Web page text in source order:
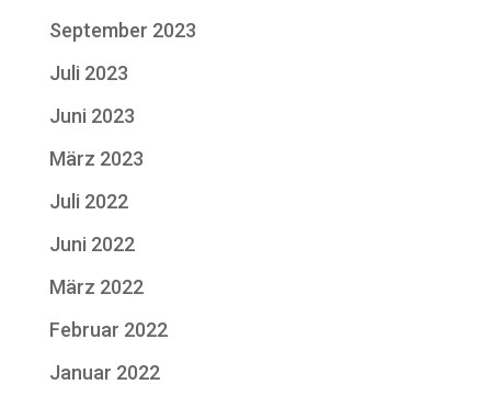
September 2023
Juli 2023
Juni 2023
März 2023
Juli 2022
Juni 2022
März 2022
Februar 2022
Januar 2022